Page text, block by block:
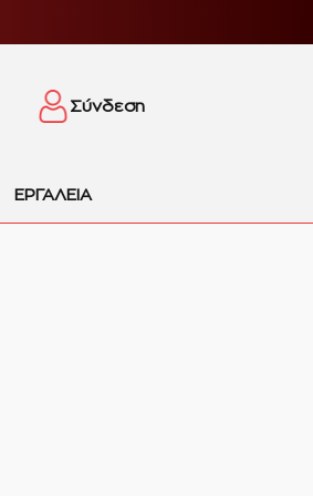
Σύνδεση
ΕΡΓΑΛΕΙΑ